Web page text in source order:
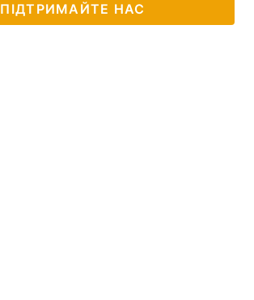
ПІДТРИМАЙТЕ НАС